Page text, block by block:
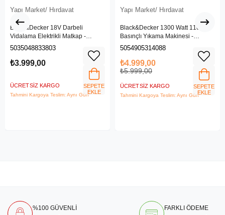
Yapı Market/ Hırdavat
Black&Decker 18V Darbeli
Vidalama Elektrikli Matkap -
BDCHD18SC1K-QW
5035048833803
₺3.999,00
ÜCRETSIZ KARGO
Tahmini Kargoya Teslim: Aynı Gün
SEPETE
EKLE
Yapı Market/ Hırdavat
Black&Decker 1300 Watt 110 Bar
Basınçlı Yıkama Makinesi -
(BEPW1300L-QS)
5054905314088
₺4.999,00
₺5.999,00
ÜCRETSIZ KARGO
Tahmini Kargoya Teslim: Aynı Gün
SEPETE
EKLE
%100 GÜVENLİ
FARKLI ÖDEME